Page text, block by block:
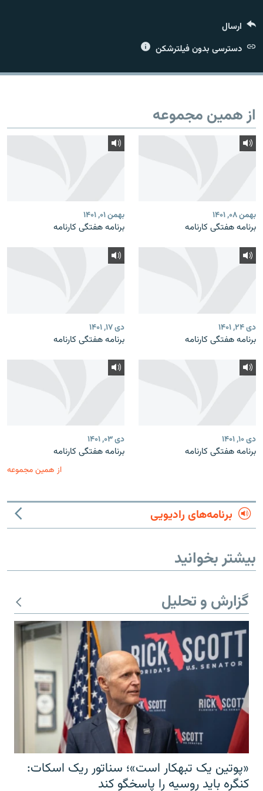
زبان‌های دیگر
ارسال
دسترسی بدون فیلترشکن
از همین مجموعه
بهمن ۰۸, ۱۴۰۱
برنامه هفتگی کارنامه
بهمن ۰۱, ۱۴۰۱
برنامه هفتگی کارنامه
دی ۲۴, ۱۴۰۱
برنامه هفتگی کارنامه
دی ۱۷, ۱۴۰۱
برنامه هفتگی کارنامه
دی ۱۰, ۱۴۰۱
برنامه هفتگی کارنامه
دی ۰۳, ۱۴۰۱
برنامه هفتگی کارنامه
از همین مجموعه
برنامه‌های رادیویی
بیشتر بخوانید
گزارش و تحلیل
«پوتین یک تبهکار است»؛ سناتور ریک اسکات:
کنگره باید روسیه را پاسخگو کند